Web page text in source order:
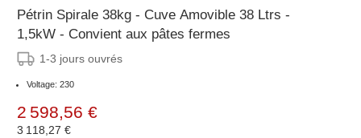
Pétrin Spirale 38kg - Cuve Amovible 38 Ltrs -
1,5kW - Convient aux pâtes fermes
1-3 jours ouvrés
Voltage: 230
2 598,56 €
3 118,27 €